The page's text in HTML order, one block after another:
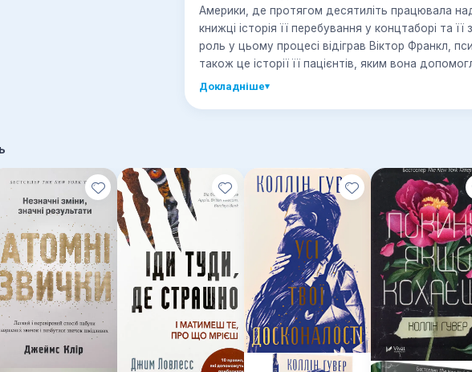
Америки, де протягом десятиліть працювала
книжці історія її перебування у концтаборі та
роль у цьому процесі відіграв Віктор Франкл,
також це історії її пацієнтів, яким вона
авторки, ніхто не може уникнути страждань у
Докладніше▾